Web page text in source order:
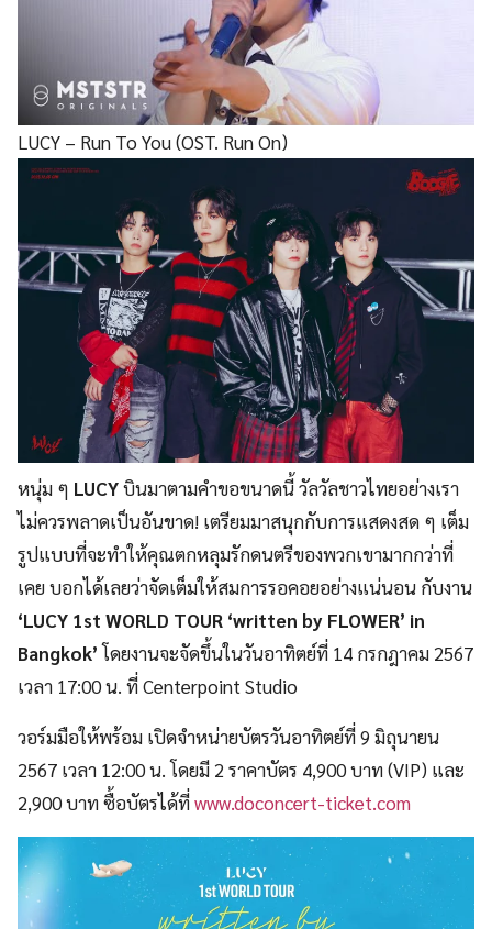
LUCY – Run To You (OST. Run On)
หนุ่ม ๆ LUCYบินมาตามคำขอขนาดนี้ วัลวัลชาวไทยอย่างเรา
ไม่ควรพลาดเป็นอันขาด! เตรียมมาสนุกกับการแสดงสด ๆ เต็ม
รูปแบบที่จะทำให้คุณตกหลุมรักดนตรีของพวกเขามากกว่าที่
เคย บอกได้เลยว่าจัดเต็มให้สมการรอคอยอย่างแน่นอน กับงาน
‘LUCY 1st WORLD TOUR ‘written by FLOWER’ in
Bangkok’โดยงานจะจัดขึ้นในวันอาทิตย์ที่ 14 กรกฎาคม 2567
เวลา 17:00 น. ที่ Centerpoint Studio
วอร์มมือให้พร้อม เปิดจำหน่ายบัตรวันอาทิตย์ที่ 9 มิถุนายน
2567 เวลา 12:00 น. โดยมี 2 ราคาบัตร 4,900 บาท (VIP) และ
2,900 บาท ซื้อบัตรได้ที่www.doconcert-ticket.com